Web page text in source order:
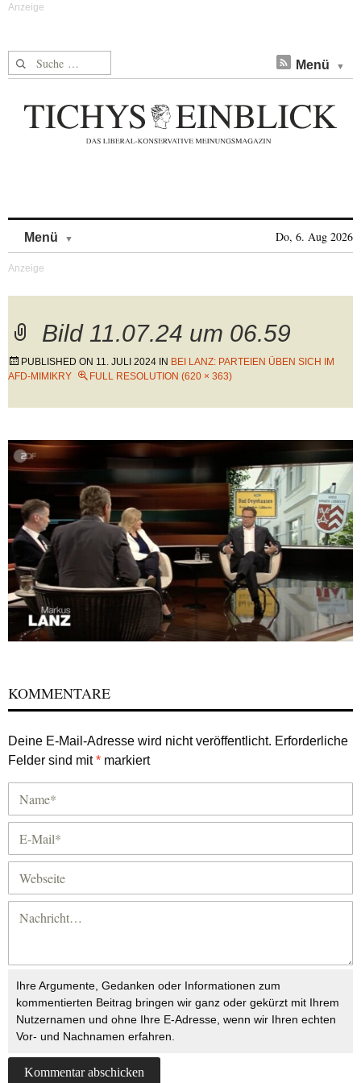
Suche nach: Menü
Menü Do, 6. Aug 2026
Bild 11.07.24 um 06.59
PUBLISHED ON 11. JULI 2024 IN BEI LANZ: PARTEIEN ÜBEN SICH IM
AFD-MIMIKRY
FULL RESOLUTION (620 × 363)
KOMMENTARE
Deine E-Mail-Adresse wird nicht veröffentlicht. Erforderliche
Felder sind mit* markiert
Ihre Argumente, Gedanken oder Informationen zum
kommentierten Beitrag bringen wir ganz oder gekürzt mit Ihrem
Nutzernamen und ohne Ihre E-Adresse, wenn wir Ihren echten
Vor- und Nachnamen erfahren.